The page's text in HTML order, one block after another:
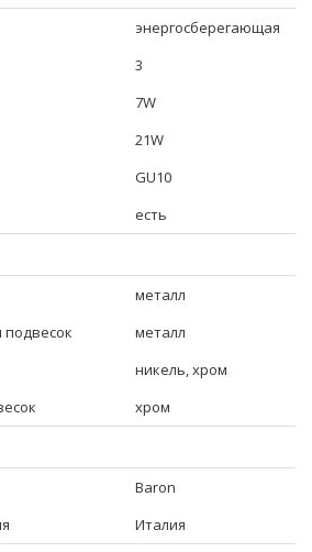
энергосберегающая
3
7W
21W
GU10
есть
металл
металл
никель, хром
хром
Baron
Италия